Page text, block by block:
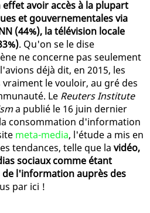
avoir accès à la plupart
et gouvernementales via
(44%), la télévision locale
. Qu'on se le dise
ne concerne pas seulement
déjà dit, en 2015, les
le vouloir, au gré des
Le Reuters Institute
a publié le 16 juin dernier
consommation d'information
meta-media, l'étude a mis en
tendances, telle que la vidéo,
sociaux comme étant
de l'information auprès des
par ici !